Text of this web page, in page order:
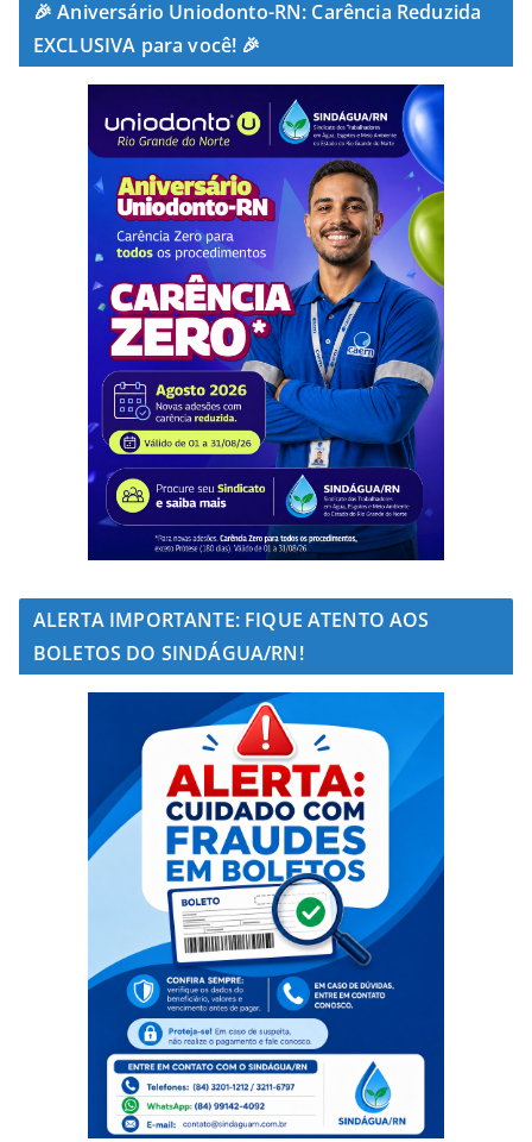
🎉 Aniversário Uniodonto-RN: Carência Reduzida
EXCLUSIVA para você! 🎉
ALERTA IMPORTANTE: FIQUE ATENTO AOS
BOLETOS DO SINDÁGUA/RN!